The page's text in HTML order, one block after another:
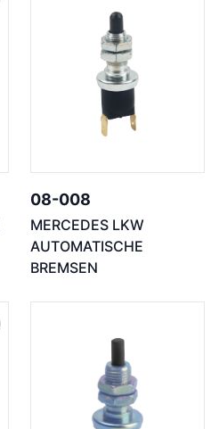
08-008
MERCEDES LKW
AUTOMATISCHE
BREMSEN